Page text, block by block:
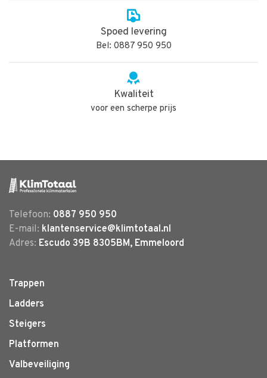
Spoed levering
Bel: 0887 950 950
Kwaliteit
voor een scherpe prijs
Telefoon: 0887 950 950
E-mail: klantenservice@klimtotaal.nl
Adres: Escudo 39B 8305BM, Emmeloord
Trappen
Ladders
Steigers
Platformen
Valbeveiliging